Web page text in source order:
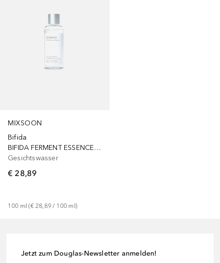
MIXSOON
Bifida
BIFIDA FERMENT ESSENCE 100
Gesichtswasser
€ 28,89
100 ml (€ 28,89 / 100 ml )
Jetzt zum Douglas-Newsletter anmelden!